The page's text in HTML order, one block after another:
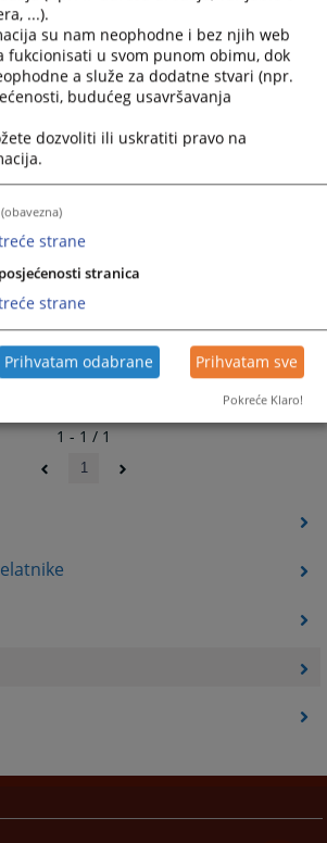
question
mark
key
to
get
the
keyboard
1 - 1 / 1
1
...).
su nam neophodne i bez njih web
fukcionisati u svom punom obimu, dok
a služe za dodatne stvari (npr.
budućeg usavršavanja
dozvoliti ili uskratiti pravo na
(obavezna)
strane
stranica
strane
Prihvatam odabrane Prihvatam sve
Pokreće Klaro!